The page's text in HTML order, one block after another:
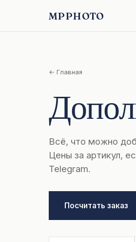
MPPHOTO
← Главная
Всё, что можно
Цены за артикул,
Telegram.
Посчитать заказ